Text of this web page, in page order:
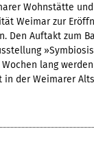
Wohnstätte
Weimar zur
Den Auftakt zum
lang
in der Weimarer